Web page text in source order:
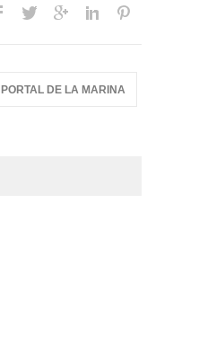
PORTAL DE LA MARINA